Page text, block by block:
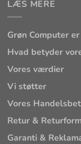
LÆS MERE
Grøn Computer
Hvad betyder
Vores værdier
Vi støtter
Vores
Retur &
Garanti &